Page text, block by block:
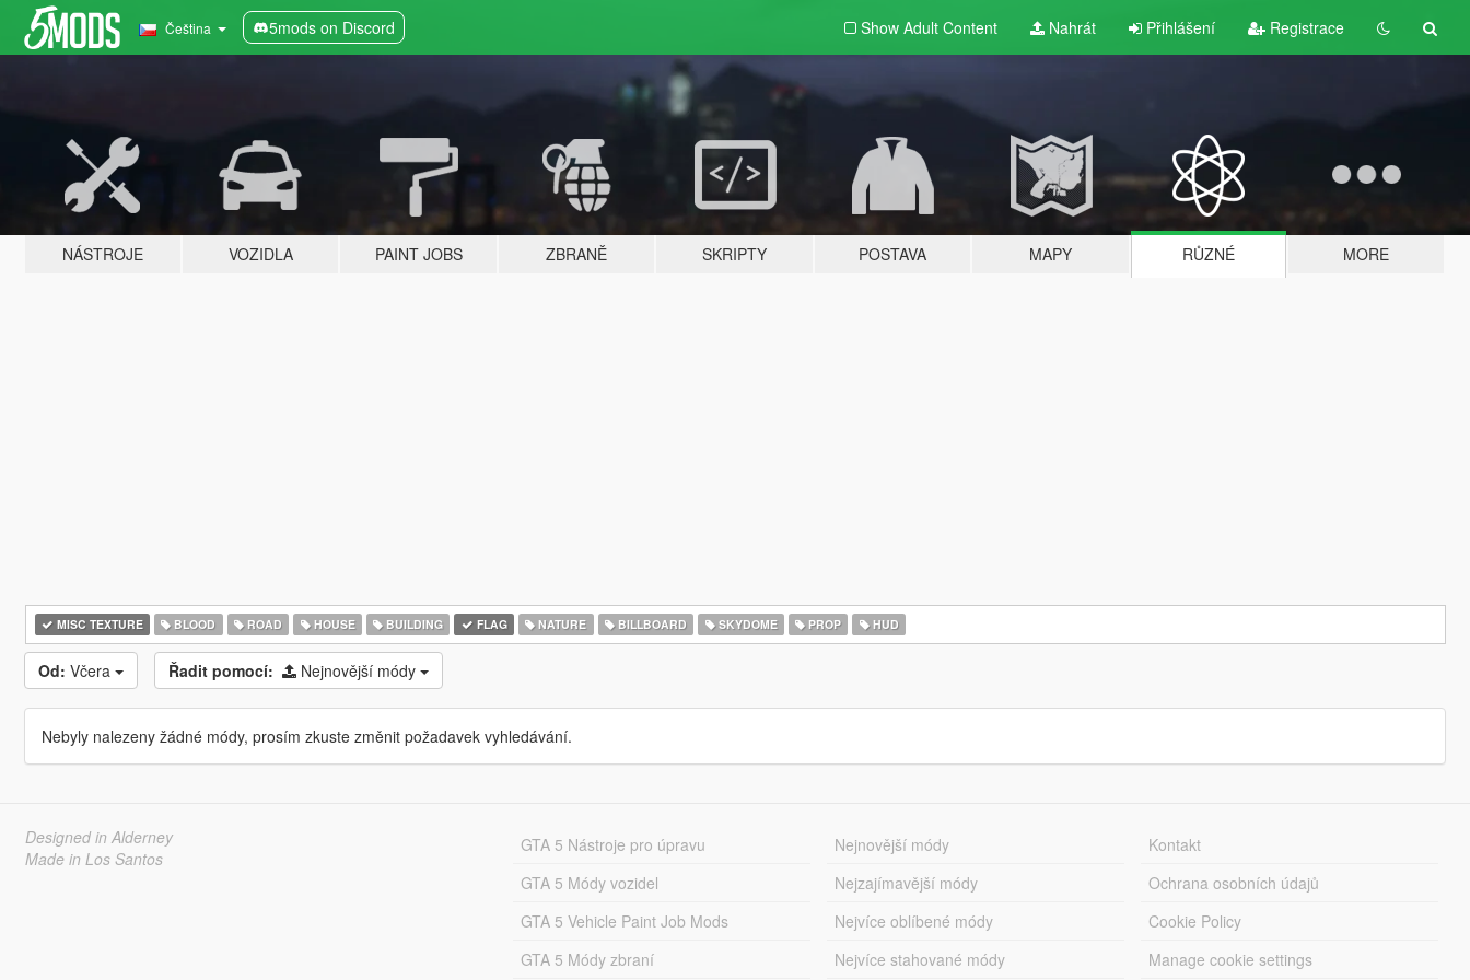
Čeština 5mods on Discord Show Adult Content Nahrát Přihlášení Registrace
NÁSTROJE VOZIDLA PAINT JOBS ZBRANĚ SKRIPTY POSTAVA MAPY RŮZNÉ MORE
MISC TEXTURE BLOOD ROAD HOUSE BUILDING FLAG NATURE BILLBOARD SKYDOME PROP HUD
Od: Včera Řadit pomocí: Nejnovější módy
Nebyly nalezeny žádné módy, prosím zkuste změnit požadavek vyhledávání.
Designed in Alderney
Made in Los Santos
GTA 5 Nástroje pro úpravu
GTA 5 Módy vozidel
GTA 5 Vehicle Paint Job Mods
GTA 5 Módy zbraní
Nejnovější módy
Nejzajímavější módy
Nejvíce oblíbené módy
Nejvíce stahované módy
Kontakt
Ochrana osobních údajů
Cookie Policy
Manage cookie settings